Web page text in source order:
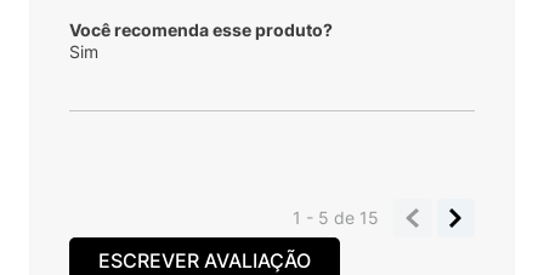
Você recomenda esse produto?
Sim
1 - 5de 15
ESCREVER AVALIAÇÃO